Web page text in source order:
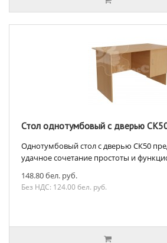
Стол однотумбовый с дверью
Однотумбовый стол с дверью СК50
удачное сочетание простоты и
148.80 бел. руб.
Без НДС: 124.00 бел. руб.